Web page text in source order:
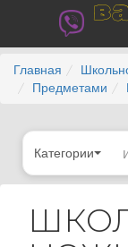
Главная
Предметами
Категории